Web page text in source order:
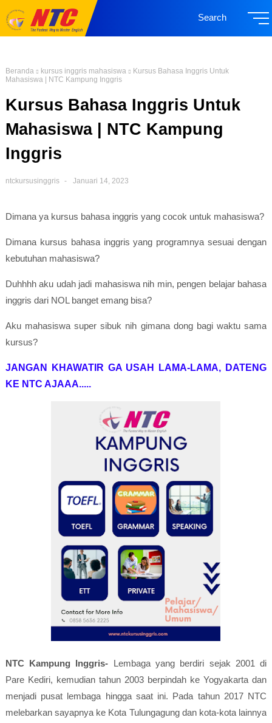
Search
Beranda kursus inggris mahasiswa
Kursus Bahasa Inggris Untuk
Mahasiswa | NTC Kampung Inggris
Kursus Bahasa Inggris Untuk
Mahasiswa | NTC Kampung
Inggris
ntckursusinggris Januari 14, 2023
Dimana ya kursus bahasa inggris yang cocok untuk mahasiswa?
Dimana kursus bahasa inggris yang programnya sesuai dengan
kebutuhan mahasiswa?
Duhhhh aku udah jadi mahasiswa nih min, pengen belajar bahasa
inggris dari NOL banget emang bisa?
Aku mahasiswa super sibuk nih gimana dong bagi waktu sama
kursus?
JANGAN KHAWATIR GA USAH LAMA-LAMA, DATENG
KE NTC AJAAA.....
NTC Kampung Inggris- Lembaga yang berdiri sejak 2001 di
Pare Kediri, kemudian tahun 2003 berpindah ke Yogyakarta dan
menjadi pusat lembaga hingga saat ini. Pada tahun 2017 NTC
melebarkan sayapnya ke Kota Tulungagung dan kota-kota lainnya